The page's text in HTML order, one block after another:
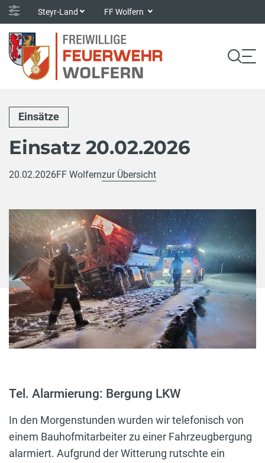
Steyr-Land FF Wolfern
Einsätze
Einsatz 20.02.2026
20.02.2026FF Wolfernzur Übersicht
Tel. Alarmierung: Bergung LKW
In den Morgenstunden wurden wir telefonisch von
einem Bauhofmitarbeiter zu einer Fahrzeugbergung
alarmiert. Aufgrund der Witterung rutschte ein